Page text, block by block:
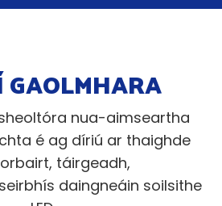
nua-aimseartha
é ag díriú ar thaighde
táirgeadh,
daingneáin soilsithe